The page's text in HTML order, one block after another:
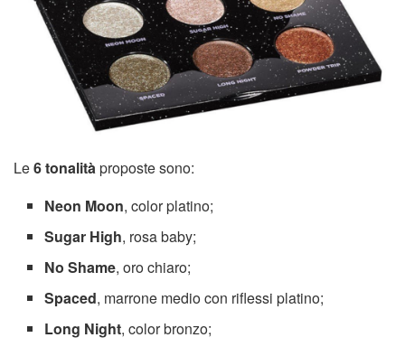
Le6 tonalitàproposte sono:
Neon Moon, color platino;
Sugar High, rosa baby;
No Shame, oro chiaro;
Spaced, marrone medio con riflessi platino;
Long Night, color bronzo;